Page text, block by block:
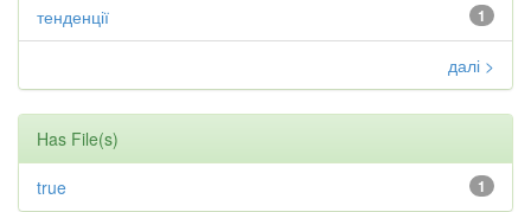
1
тенденції
далі >
Has File(s)
1
true